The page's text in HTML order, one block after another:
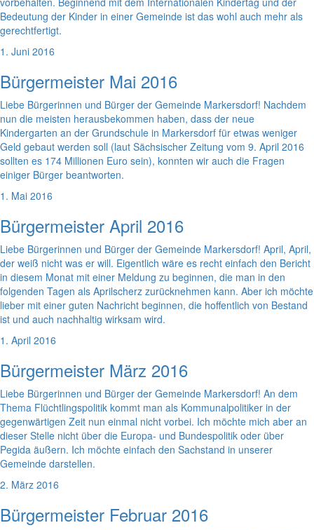
Bedeutung der Kinder in einer Gemeinde ist das wohl auch mehr als
gerechtfertigt.
1. Juni 2016
Bürgermeister Mai 2016
Liebe Bürgerinnen und Bürger der Gemeinde Markersdorf! Nachdem
nun die meisten herausbekommen haben, dass der neue
Kindergarten an der Grundschule in Markersdorf für etwas weniger
Geld gebaut werden soll (laut Sächsischer Zeitung vom 9. April 2016
sollten es 174 Millionen Euro sein), konnten wir auch die Fragen
einiger Bürger beantworten.
1. Mai 2016
Bürgermeister April 2016
Liebe Bürgerinnen und Bürger der Gemeinde Markersdorf! April, April,
der weiß nicht was er will. Eigentlich wäre es recht einfach den Bericht
in diesem Monat mit einer Meldung zu beginnen, die man in den
folgenden Tagen als Aprilscherz zurücknehmen kann. Aber ich möchte
lieber mit einer guten Nachricht beginnen, die hoffentlich von Bestand
ist und auch nachhaltig wirksam wird.
1. April 2016
Bürgermeister März 2016
Liebe Bürgerinnen und Bürger der Gemeinde Markersdorf! An dem
Thema Flüchtlingspolitik kommt man als Kommunalpolitiker in der
gegenwärtigen Zeit nun einmal nicht vorbei. Ich möchte mich aber an
dieser Stelle nicht über die Europa- und Bundespolitik oder über
Pegida äußern. Ich möchte einfach den Sachstand in unserer
Gemeinde darstellen.
2. März 2016
Bürgermeister Februar 2016